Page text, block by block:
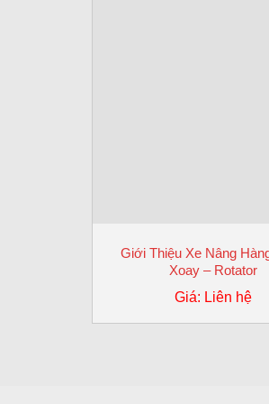
Giới Thiệu Xe Nâng
Xoay – Rotator
Giá: Liên hệ